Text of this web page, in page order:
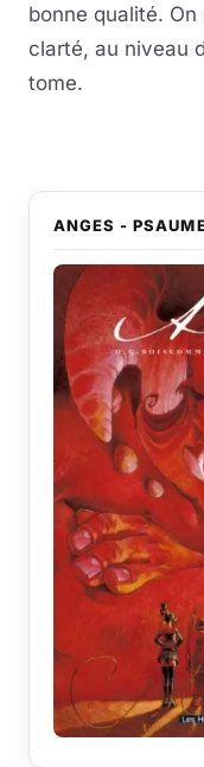
bonne qualité.
clarté, au niveau
tome.
ANGES -